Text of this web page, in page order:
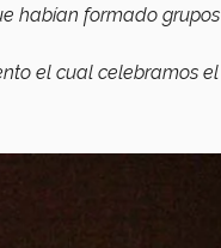
habían formado grupos
el cual celebramos el